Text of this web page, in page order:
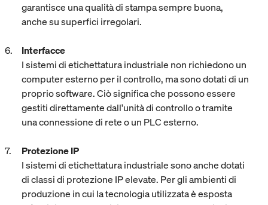
garantisce una qualità di stampa sempre buona,
anche su superfici irregolari.
Interfacce
I sistemi di etichettatura industriale non richiedono un
computer esterno per il controllo, ma sono dotati di un
proprio software. Ciò significa che possono essere
gestiti direttamente dall'unità di controllo o tramite
una connessione di rete o un PLC esterno.
Protezione IP
I sistemi di etichettatura industriale sono anche dotati
di classi di protezione IP elevate. Per gli ambienti di
produzione in cui la tecnologia utilizzata è esposta